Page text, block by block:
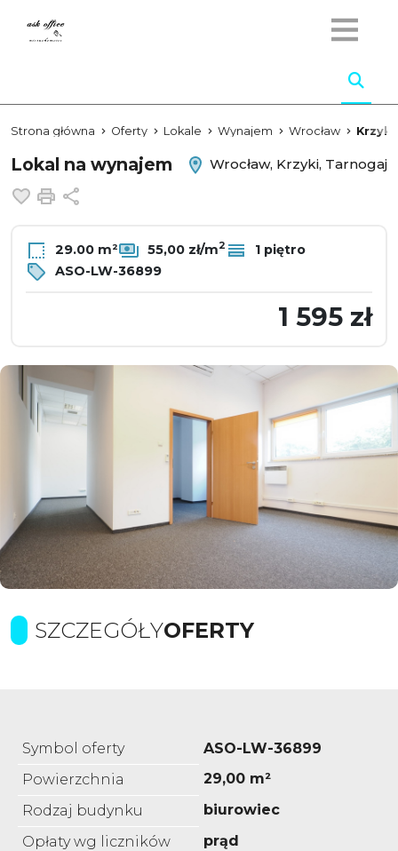
Strona główna Oferty Lokale Wynajem Wrocław Krzyki
Lokal na wynajem
Wrocław, Krzyki, Tarnogaj
Dodaj do ulubionych
Drukuj
29.00 m² 55,00 zł/m2
1 piętro
ASO-LW-36899
1 595 zł
SZCZEGÓŁYOFERTY
Symbol oferty
ASO-LW-36899
Powierzchnia
29,00 m²
Rodzaj budynku
biurowiec
Opłaty wg liczników
prąd